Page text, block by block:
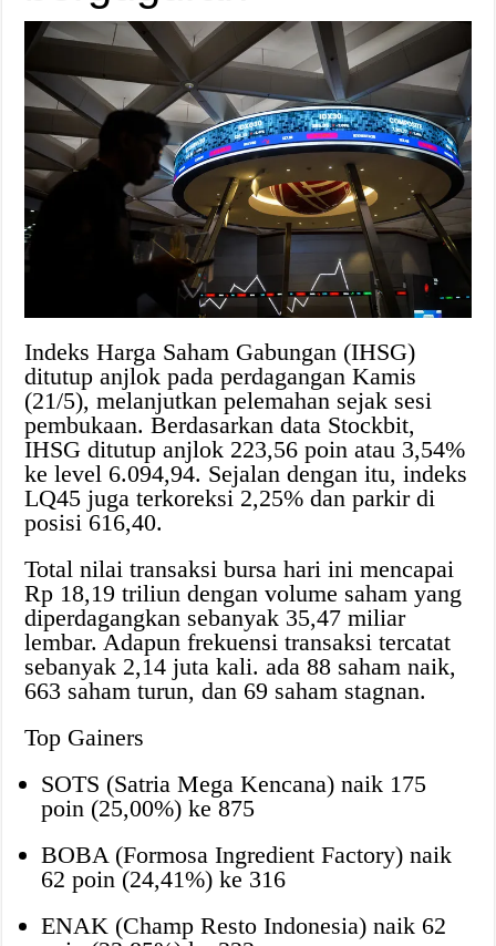
Indeks Harga Saham Gabungan (IHSG)
ditutup anjlok pada perdagangan Kamis
(21/5), melanjutkan pelemahan sejak sesi
pembukaan. Berdasarkan data Stockbit,
IHSG ditutup anjlok 223,56 poin atau 3,54%
ke level 6.094,94. Sejalan dengan itu, indeks
LQ45 juga terkoreksi 2,25% dan parkir di
posisi 616,40.
Total nilai transaksi bursa hari ini mencapai
Rp 18,19 triliun dengan volume saham yang
diperdagangkan sebanyak 35,47 miliar
lembar. Adapun frekuensi transaksi tercatat
sebanyak 2,14 juta kali. ada 88 saham naik,
663 saham turun, dan 69 saham stagnan.
Top Gainers
SOTS (Satria Mega Kencana) naik 175
poin (25,00%) ke 875
BOBA (Formosa Ingredient Factory) naik
62 poin (24,41%) ke 316
ENAK (Champ Resto Indonesia) naik 62